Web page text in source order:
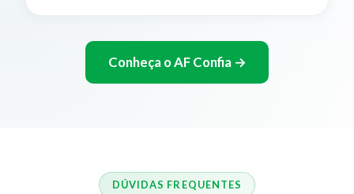
Conheça o AF Confia →
DÚVIDAS FREQUENTES